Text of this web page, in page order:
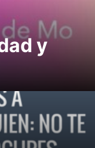
y